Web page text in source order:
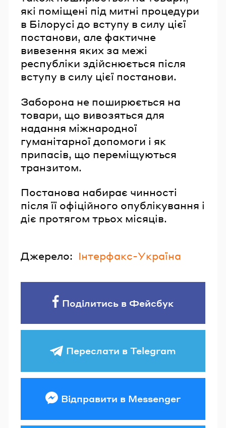
які поміщені під митні процедури
в Білорусі до вступу в силу цієї
постанови, але фактичне
вивезення яких за межі
республіки здійснюється після
вступу в силу цієї постанови.
Заборона не поширюється на
товари, що вивозяться для
надання міжнародної
гуманітарної допомоги і як
припасів, що переміщуються
транзитом.
Постанова набирає чинності
після її офіційного опублікування і
діє протягом трьох місяців.
Джерело: Інтерфакс-Україна
Поділитись в Фейсбук
Переслати в Telegram
Відправити в Messenger